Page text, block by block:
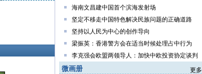
海南文昌建中国首个滨海发射场
坚定不移走中国特色解决民族问题的正确道路
坚持以人民为中心的创作导向
梁振英：香港警方会在适当时候处理占中行为
李克强会欧盟两领导人：加快中欧投资协定谈判
微画册 更多